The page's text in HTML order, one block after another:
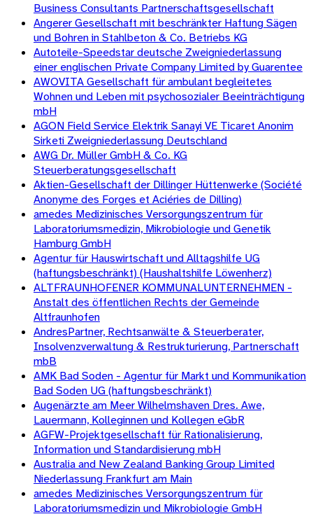
Business Consultants Partnerschaftsgesellschaft
Angerer Gesellschaft mit beschränkter Haftung Sägen
und Bohren in Stahlbeton & Co. Betriebs KG
Autoteile-Speedstar deutsche Zweigniederlassung
einer englischen Private Company Limited by Guarentee
AWOVITA Gesellschaft für ambulant begleitetes
Wohnen und Leben mit psychosozialer Beeinträchtigung
mbH
AGON Field Service Elektrik Sanayi VE Ticaret Anonim
Sirketi Zweigniederlassung Deutschland
AWG Dr. Müller GmbH & Co. KG
Steuerberatungsgesellschaft
Aktien-Gesellschaft der Dillinger Hüttenwerke (Société
Anonyme des Forges et Aciéries de Dilling)
amedes Medizinisches Versorgungszentrum für
Laboratoriumsmedizin, Mikrobiologie und Genetik
Hamburg GmbH
Agentur für Hauswirtschaft und Alltagshilfe UG
(haftungsbeschränkt) (Haushaltshilfe Löwenherz)
ALTFRAUNHOFENER KOMMUNALUNTERNEHMEN -
Anstalt des öffentlichen Rechts der Gemeinde
Altfraunhofen
AndresPartner, Rechtsanwälte & Steuerberater,
Insolvenzverwaltung & Restrukturierung, Partnerschaft
mbB
AMK Bad Soden - Agentur für Markt und Kommunikation
Bad Soden UG (haftungsbeschränkt)
Augenärzte am Meer Wilhelmshaven Dres. Awe,
Lauermann, Kolleginnen und Kollegen eGbR
AGFW-Projektgesellschaft für Rationalisierung,
Information und Standardisierung mbH
Australia and New Zealand Banking Group Limited
Niederlassung Frankfurt am Main
amedes Medizinisches Versorgungszentrum für
Laboratoriumsmedizin und Mikrobiologie GmbH